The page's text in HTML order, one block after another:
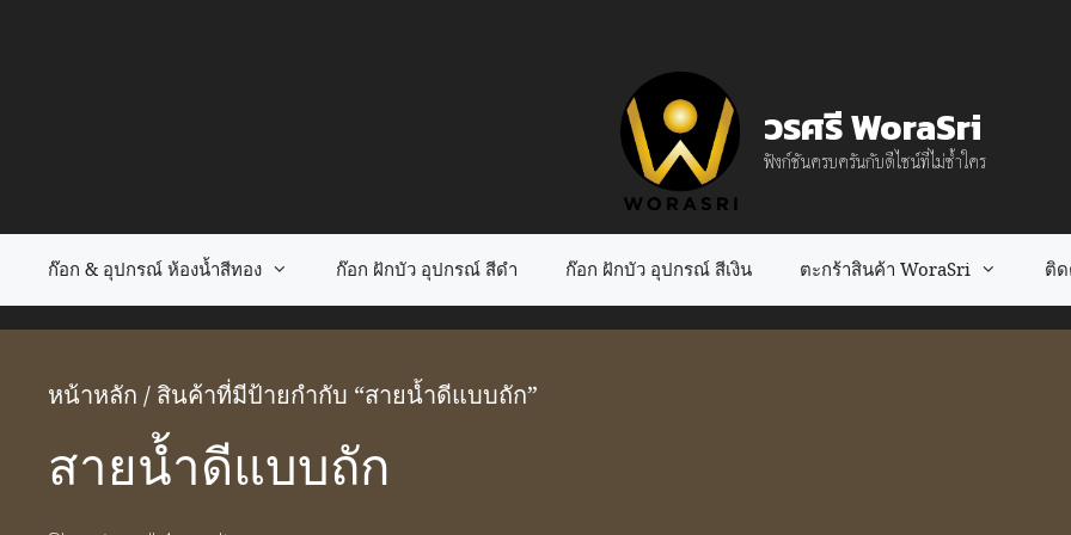
วรศรี WoraSri
ฟังก์ชันครบครันกับดีไซน์ที่ไม่ซ้ำใคร
ก๊อก & อุปกรณ์ ห้องน้ำสีทอง ก๊อก ฝักบัว อุปกรณ์ สีดำ ก๊อก ฝักบัว อุปกรณ์ สีเงิน ตะกร้าสินค้า WoraSri ติ
หน้าหลัก / สินค้าที่มีป้ายกำกับ “สายน้ำดีแบบถัก”
สายน้ำดีแบบถัก